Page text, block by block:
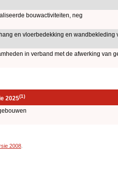
bouwactiviteiten, neg
en vloerbedekking en wandbekleding
in verband met de afwerking van
2025(1)
2008